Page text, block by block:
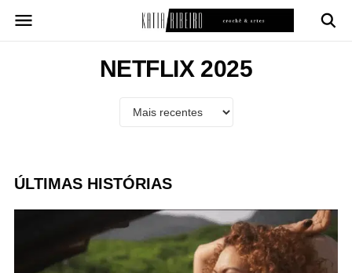
para
NETFLIX 2025
ÚLTIMAS HISTÓRIAS